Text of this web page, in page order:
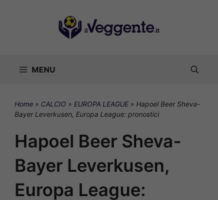
MENU
Home » CALCIO » EUROPA LEAGUE» Hapoel Beer Sheva-
Bayer Leverkusen, Europa League: pronostici
Hapoel Beer Sheva-
Bayer Leverkusen,
Europa League: